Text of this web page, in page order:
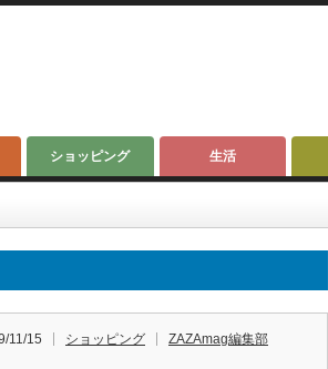
ショッピング 生活
11/15 ショッピング ZAZAmag編集部